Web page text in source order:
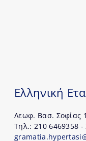
Ελληνική
Λεωφ. Βασ. Σοφίας
Τηλ.: 210 6469358 -